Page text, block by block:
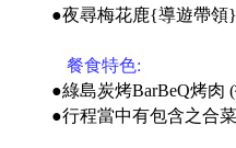
●夜尋梅花鹿{導遊帶領}
餐食特色:
●綠島炭烤BarBeQ烤肉
●行程當中有包含之合